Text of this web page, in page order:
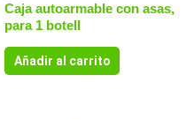
Caja autoarmable con asas,
para 1 botell
Añadir al carrito